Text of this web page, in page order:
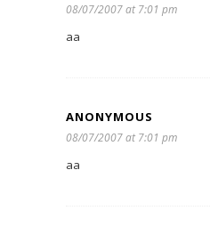
08/07/2007 at 7:01 pm
aa
ANONYMOUS
08/07/2007 at 7:01 pm
aa